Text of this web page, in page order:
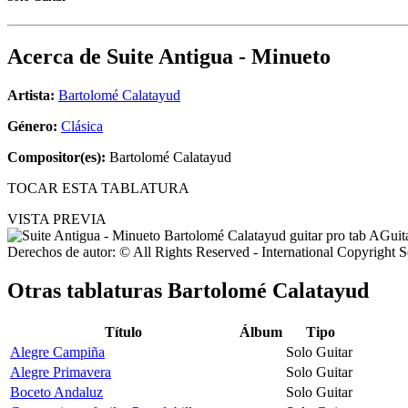
Acerca de Suite Antigua - Minueto
Artista: Bartolomé Calatayud
Género: Clásica
Compositor(es): Bartolomé Calatayud
TOCAR ESTA TABLATURA
VISTA PREVIA
Derechos de autor: © All Rights Reserved - International Copyright
Otras tablaturas Bartolomé Calatayud
Título Álbum
Tipo
Alegre Campiña
Solo Guitar
Alegre Primavera
Solo Guitar
Boceto Andaluz
Solo Guitar